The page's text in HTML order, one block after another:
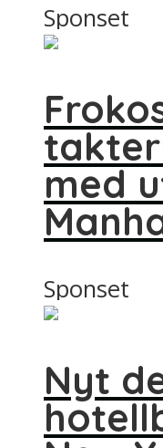
Sponset
med
Sponset
Nyt